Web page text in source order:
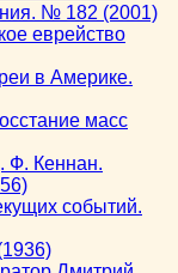
№ 182 (2001)
еврейство
в Америке.
масс
Ф. Кеннан.
событий.